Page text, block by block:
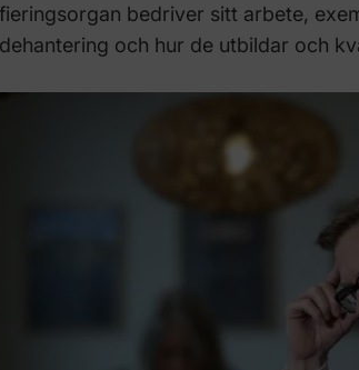
bedriver sitt arbete,
och hur de utbildar och